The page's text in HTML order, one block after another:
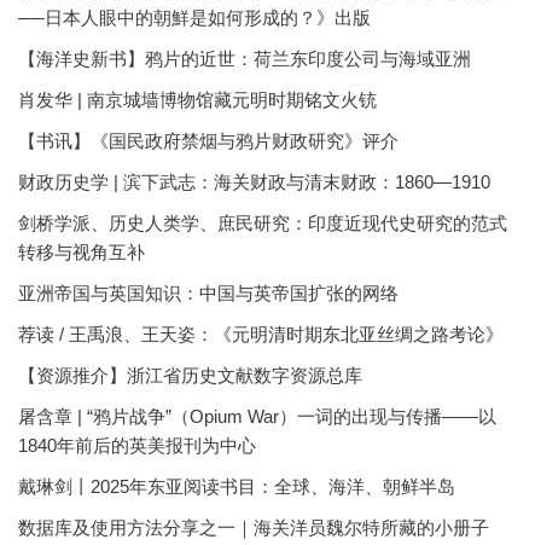
──日本人眼中的朝鮮是如何形成的？》出版
【海洋史新书】鸦片的近世：荷兰东印度公司与海域亚洲
肖发华 | 南京城墙博物馆藏元明时期铭文火铳
【书讯】《国民政府禁烟与鸦片财政研究》评介
财政历史学 | 滨下武志：海关财政与清末财政：1860—1910
剑桥学派、历史人类学、庶民研究：印度近现代史研究的范式
转移与视角互补
亚洲帝国与英国知识：中国与英帝国扩张的网络
荐读 / 王禹浪、王天姿：《元明清时期东北亚丝绸之路考论》
【资源推介】浙江省历史文献数字资源总库
屠含章 | “鸦片战争”（Opium War）一词的出现与传播——以
1840年前后的英美报刊为中心
戴琳剑丨2025年东亚阅读书目：全球、海洋、朝鲜半岛
数据库及使用方法分享之一｜海关洋员魏尔特所藏的小册子